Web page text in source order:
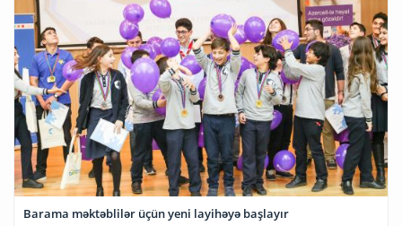
Barama məktəblilər üçün yeni layihəyə başlayır